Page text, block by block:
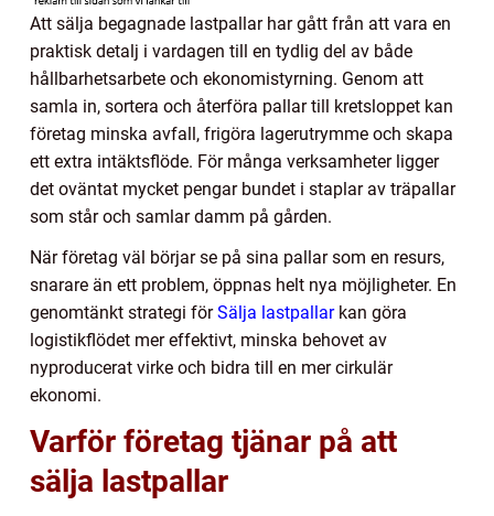
Att sälja begagnade lastpallar har gått från att vara en
praktisk detalj i vardagen till en tydlig del av både
hållbarhetsarbete och ekonomistyrning. Genom att
samla in, sortera och återföra pallar till kretsloppet kan
företag minska avfall, frigöra lagerutrymme och skapa
ett extra intäktsflöde. För många verksamheter ligger
det oväntat mycket pengar bundet i staplar av träpallar
som står och samlar damm på gården.
När företag väl börjar se på sina pallar som en resurs,
snarare än ett problem, öppnas helt nya möjligheter. En
genomtänkt strategi förSälja lastpallarkan göra
logistikflödet mer effektivt, minska behovet av
nyproducerat virke och bidra till en mer cirkulär
ekonomi.
Varför företag tjänar på att
sälja lastpallar